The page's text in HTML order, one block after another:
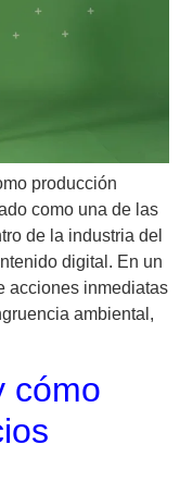
producción
como una de las
de la industria del
digital. En un
acciones inmediatas
ambiental,
cómo